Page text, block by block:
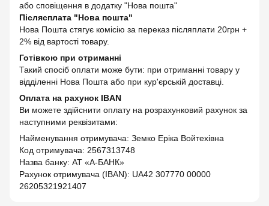
або сповіщення в додатку "Нова пошта"
Післясплата "Нова пошта"
Нова Пошта стягує комісію за переказ післяплати 20грн +
2% від вартості товару.
Готівкою при отриманні
Такий спосіб оплати може бути: при отриманні товару у
відділенні Нова Пошта або при кур'єрській доставці.
Оплата на рахунок IBAN
Ви можете здійснити оплату на розрахунковий рахунок за
наступними реквізитами:
Найменування отримувача: Земко Еріка Войтехівна
Код отримувача: 2567313748
Назва банку: АТ «А-БАНК»
Рахунок отримувача (IBAN): UA42 307770 00000
26205321921407